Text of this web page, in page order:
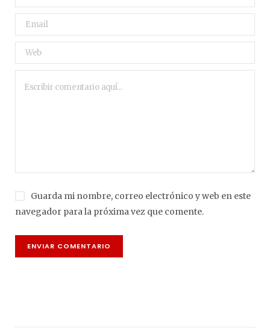
Guarda mi nombre, correo electrónico y web en este
navegador para la próxima vez que comente.